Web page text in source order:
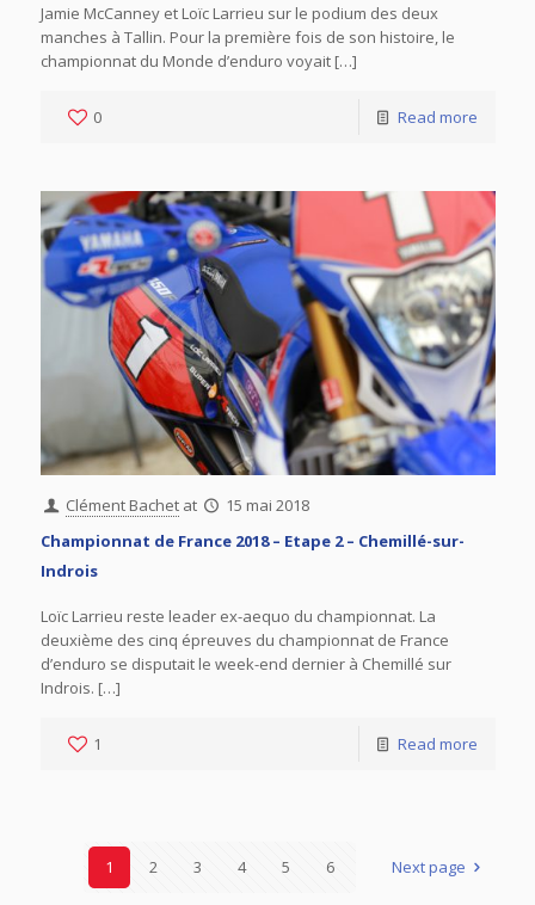
Jamie McCanney et Loïc Larrieu sur le podium des deux
manches à Tallin. Pour la première fois de son histoire, le
championnat du Monde d’enduro voyait […]
0 Read more
Clément Bachet at
15 mai 2018
Championnat de France 2018 – Etape 2 – Chemillé-sur-
Indrois
Loïc Larrieu reste leader ex-aequo du championnat. La
deuxième des cinq épreuves du championnat de France
d’enduro se disputait le week-end dernier à Chemillé sur
Indrois. […]
1 Read more
1 2 3 4 5 6 Next page